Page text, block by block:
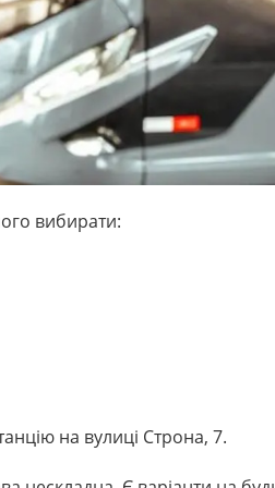
вибирати:
на вулиці Строна, 7.